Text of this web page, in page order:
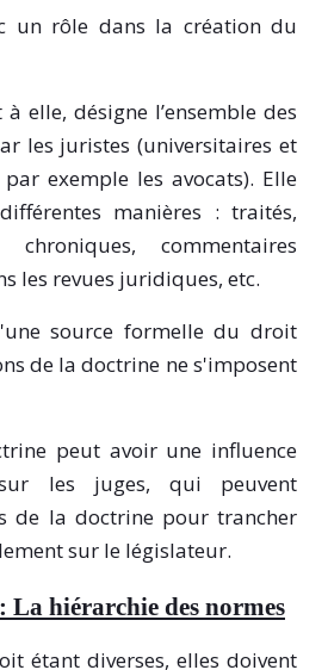
un rôle dans la création du
elle, désigne l’ensemble des
les juristes (universitaires et
exemple les avocats). Elle
manières : traités,
chroniques, commentaires
les revues juridiques, etc.
source formelle du droit
de la doctrine ne s'imposent
peut avoir une influence
les juges, qui peuvent
de la doctrine pour trancher
sur le législateur.
La hiérarchie des normes
étant diverses, elles doivent